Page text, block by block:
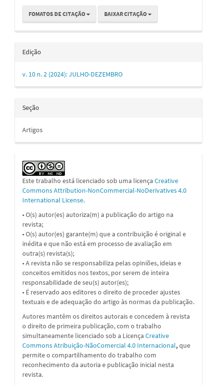
FOMATOS DE CITAÇÃO BAIXAR CITAÇÃO
Edição
v. 10 n. 2 (2024): JULHO-DEZEMBRO
Seção
Artigos
Este trabalho está licenciado sob uma licença Creative
Commons Attribution-NonCommercial-NoDerivatives 4.0
International License.
• O(s) autor(es) autoriza(m) a publicação do artigo na
revista;
• O(s) autor(es) garante(m) que a contribuição é original e
inédita e que não está em processo de avaliação em
outra(s) revista(s);
• A revista não se responsabiliza pelas opiniões, ideias e
conceitos emitidos nos textos, por serem de inteira
responsabilidade de seu(s) autor(es);
• É reservado aos editores o direito de proceder ajustes
textuais e de adequação do artigo às normas da publicação.
Autores mantêm os direitos autorais e concedem à revista
o direito de primeira publicação, com o trabalho
simultaneamente licenciado sob a Licença Creative
Commons Atribuição-NãoComercial 4.0 Internacional,que
permite o compartilhamento do trabalho com
reconhecimento da autoria e publicação inicial nesta
revista.